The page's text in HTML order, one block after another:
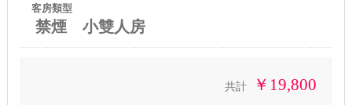
客房類型
禁煙 小雙人房
共計 ￥19,800